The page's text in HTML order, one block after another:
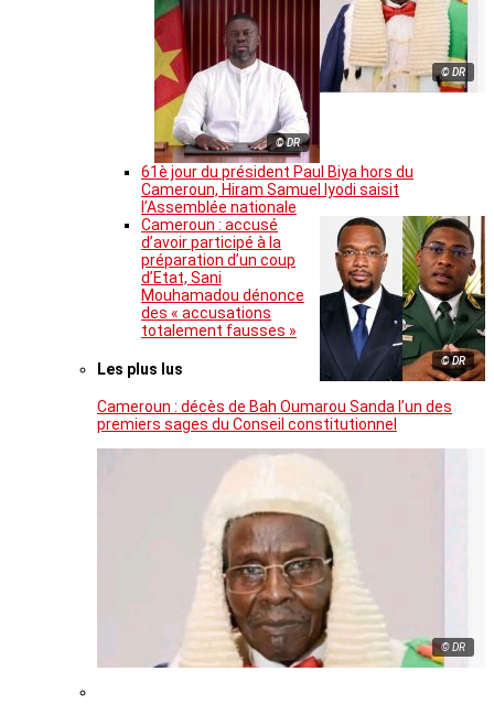
© DR
© DR
61è jour du président Paul Biya hors du
Cameroun, Hiram Samuel Iyodi saisit
l’Assemblée nationale
© DR
Cameroun : accusé
d’avoir participé à la
préparation d’un coup
d’Etat, Sani
Mouhamadou dénonce
des « accusations
totalement fausses »
Les plus lus
Cameroun : décès de Bah Oumarou Sanda l’un des
premiers sages du Conseil constitutionnel
© DR